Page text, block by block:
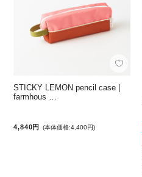
STICKY LEMON pencil case |
farmhous …
4,840円 (本体価格:4,400円)